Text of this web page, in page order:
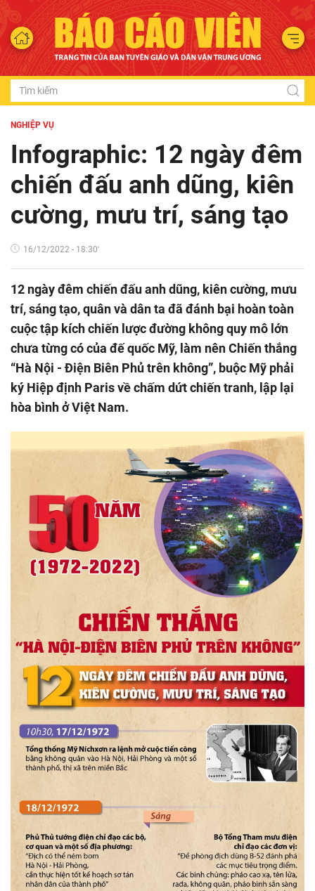
NGHIỆP VỤ
Infographic: 12 ngày đêm
chiến đấu anh dũng, kiên
cường, mưu trí, sáng tạo
16/12/2022 - 18:30'
12 ngày đêm chiến đấu anh dũng, kiên cường, mưu
trí, sáng tạo, quân và dân ta đã đánh bại hoàn toàn
cuộc tập kích chiến lược đường không quy mô lớn
chưa từng có của đế quốc Mỹ, làm nên Chiến thắng
“Hà Nội - Điện Biên Phủ trên không”, buộc Mỹ phải
ký Hiệp định Paris về chấm dứt chiến tranh, lập lại
hòa bình ở Việt Nam.